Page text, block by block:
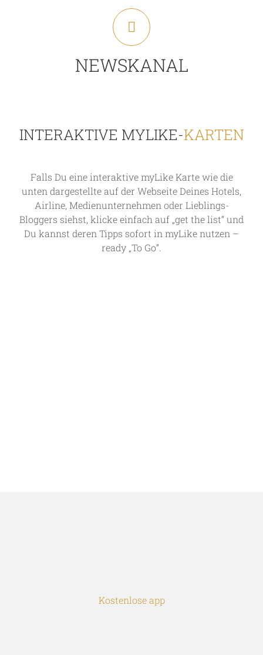
NEWSKANAL
NEWSKANAL
In Deinem News Kanal findest Du die neuesten
Entdeckungen Deines Netzwerks in myLike – lass
Dich von Ihnen inspirieren und speichere die Plätze
die Du selbst einmal gerne besuchen möchtest.
INTERAKTIVE MYLIKE-KARTEN
Falls Du eine interaktive myLike Karte wie die
unten dargestellte auf der Webseite Deines Hotels,
Airline, Medienunternehmen oder Lieblings-
Bloggers siehst, klicke einfach auf „get the list“ und
Du kannst deren Tipps sofort in myLike nutzen –
ready „To Go“.
Kostenlose app